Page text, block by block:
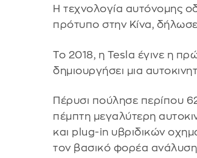
Η τεχνολογία αυτόνομης
πρότυπο στην Κίνα,
Το 2018, η Tesla έγινε η
δημιουργήσει μια
Πέρυσι πούλησε περίπου
πέμπτη μεγαλύτερη
και plug-in υβριδικών
τον βασικό φορέα